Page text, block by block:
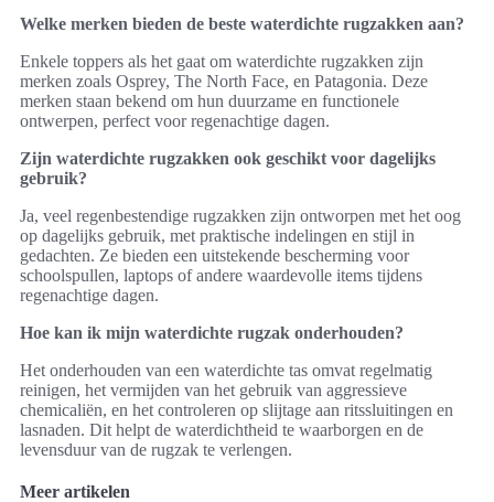
Welke merken bieden de beste waterdichte rugzakken aan?
Enkele toppers als het gaat om waterdichte rugzakken zijn
merken zoals Osprey, The North Face, en Patagonia. Deze
merken staan bekend om hun duurzame en functionele
ontwerpen, perfect voor regenachtige dagen.
Zijn waterdichte rugzakken ook geschikt voor dagelijks
gebruik?
Ja, veel regenbestendige rugzakken zijn ontworpen met het oog
op dagelijks gebruik, met praktische indelingen en stijl in
gedachten. Ze bieden een uitstekende bescherming voor
schoolspullen, laptops of andere waardevolle items tijdens
regenachtige dagen.
Hoe kan ik mijn waterdichte rugzak onderhouden?
Het onderhouden van een waterdichte tas omvat regelmatig
reinigen, het vermijden van het gebruik van aggressieve
chemicaliën, en het controleren op slijtage aan ritssluitingen en
lasnaden. Dit helpt de waterdichtheid te waarborgen en de
levensduur van de rugzak te verlengen.
Meer artikelen